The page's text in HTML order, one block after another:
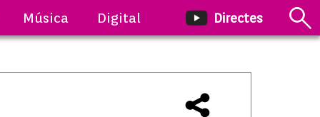
Música Digital Directes